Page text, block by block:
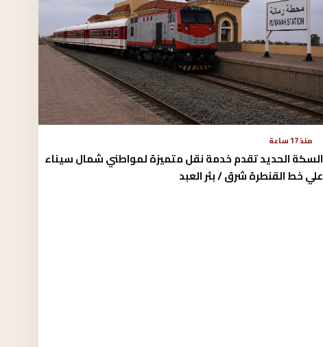
منذ 17 ساعة
السكة الحديد تقدم خدمة نقل متميزة لمواطني شمال سيناء
علي خط القنطرة شرق / بئر العبد